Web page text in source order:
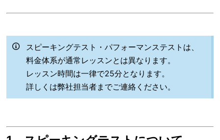
スピーキングテスト・パフォーマンステストは、
料金体系が通常レッスンとは異なります。
レッスン時間は一律で25分となります。
詳しくは弊社担当者までご連絡ください。